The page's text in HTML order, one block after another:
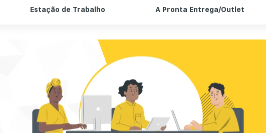
Estação de Trabalho A Pronta Entrega/Outlet